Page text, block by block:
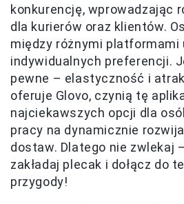
konkurencję, wprowadzając
dla kurierów oraz klientów.
między różnymi platformami
indywidualnych preferencji.
pewne – elastyczność i
oferuje Glovo, czynią tę
najciekawszych opcji dla
pracy na dynamicznie
dostaw. Dlatego nie zwlekaj
zakładaj plecak i dołącz do
przygody!